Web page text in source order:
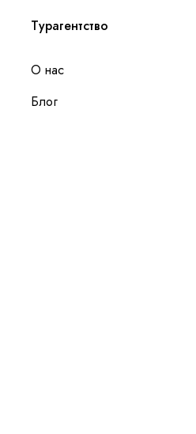
Турагентство
О нас
Блог